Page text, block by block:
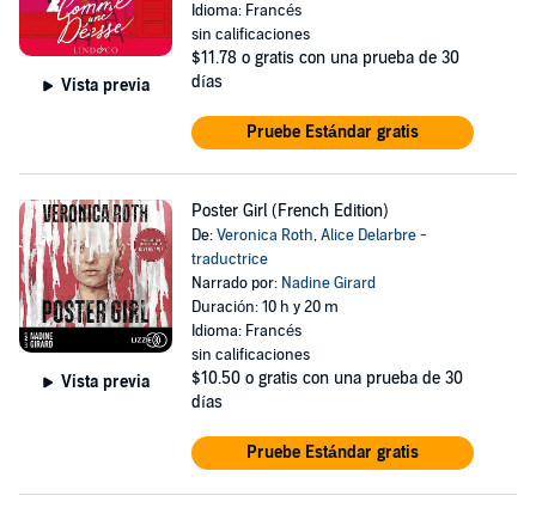
Vista previa
Idioma: Francés
sin calificaciones
$11.78 o gratis con una prueba de 30
días
Pruebe Estándar gratis
Vista previa
Poster Girl (French Edition)
De:Veronica Roth,Alice Delarbre -
traductrice
Narrado por: Nadine Girard
Duración: 10 h y 20 m
Idioma: Francés
sin calificaciones
$10.50 o gratis con una prueba de 30
días
Pruebe Estándar gratis